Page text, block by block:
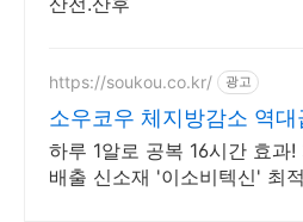
https://soukou.co.kr/ 광고
소우코우 체지방감소 역대
1+1 특가
하루 1알로 공복 16시간 효과!
배출 신소재 '이소비텍신' 최